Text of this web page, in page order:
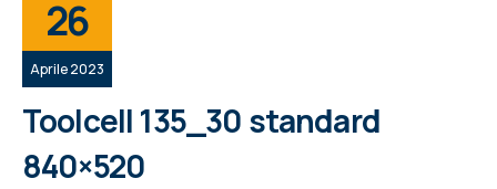
26
Aprile 2023
Toolcell 135_30 standard
840×520